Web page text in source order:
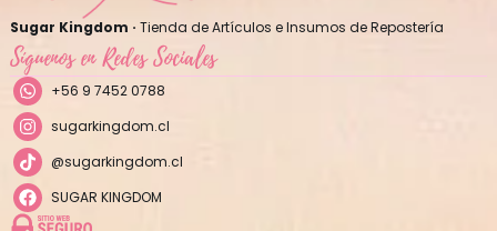
Sugar Kingdom · Tienda de Artículos e Insumos de Repostería
Síguenos en Redes Sociales
+56 9 7452 0788
sugarkingdom.cl
@sugarkingdom.cl
SUGAR KINGDOM